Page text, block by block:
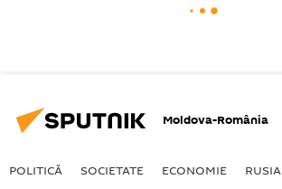
Moldova-România
POLITICĂ SOCIETATE ECONOMIE RUSIA